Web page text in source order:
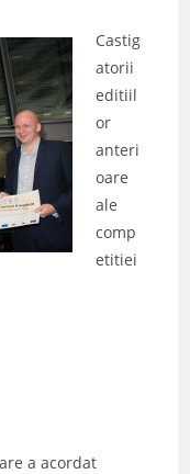
Castig
atorii
editiil
or
anteri
oare
ale
comp
etitiei
a acordat